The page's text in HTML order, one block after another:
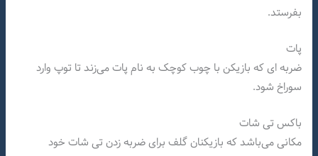
بفرستد.
پات
ضربه ای که بازیکن با چوب کوچک به نام پات می‌زند تا توپ وارد
سوراخ شود.
باکس تی شات
مکانی می‌باشد که بازیکنان گلف برای ضربه زدن تی شات خود